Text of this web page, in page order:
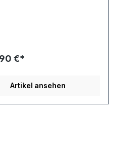
€*
Artikel ansehen